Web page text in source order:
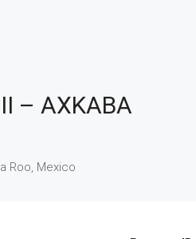
– AXKABA
Roo, Mexico